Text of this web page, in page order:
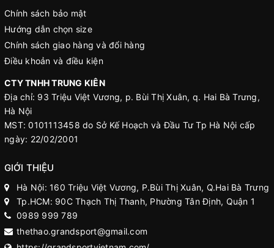
Chính sách bảo mật
Hướng dẫn chọn size
Chính sách giao hàng và đổi hàng
Điều khoản và điều kiện
CTY TNHH TRUNG KIÊN
Địa chỉ: 93 Triệu Việt Vương, p. Bùi Thị Xuân, q. Hai Bà Trưng,
Hà Nội
MST: 0101113458 do Sở Kế Hoạch và Đầu Tư Tp Hà Nội cấp
ngày: 22/02/2001
GIỚI THIỆU
Hà Nội: 160 Triệu Việt Vương, P.Bùi Thị Xuân, Q.Hai Bà Trưng
Tp.HCM: 90C Thạch Thị Thanh, Phường Tân Định, Quận 1
0989 999 789
thethao.grandsport@gmail.com